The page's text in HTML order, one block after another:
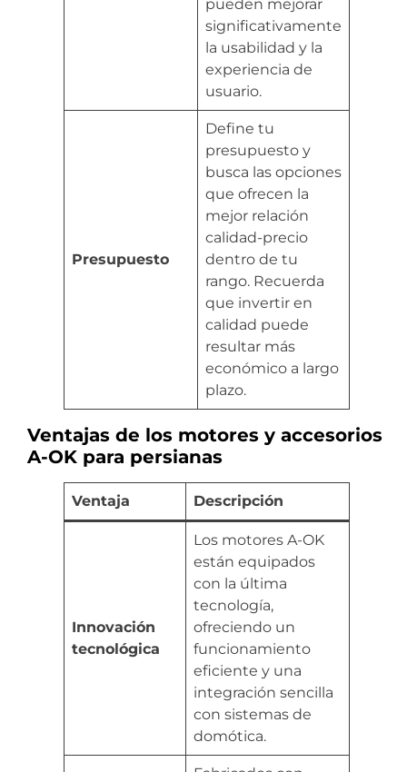
pueden mejorar
significativamente
la usabilidad y la
experiencia de
usuario.
Presupuesto
Define tu
presupuesto y
busca las opciones
que ofrecen la
mejor relación
calidad-precio
dentro de tu
rango. Recuerda
que invertir en
calidad puede
resultar más
económico a largo
plazo.
Ventajas de los motores y accesorios
A-OK para persianas
Ventaja Descripción
Innovación
tecnológica
Los motores A-OK
están equipados
con la última
tecnología,
ofreciendo un
funcionamiento
eficiente y una
integración sencilla
con sistemas de
domótica.